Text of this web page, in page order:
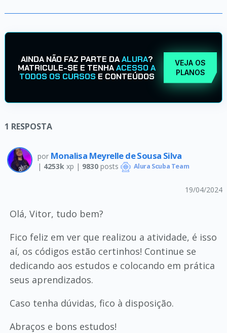
AINDA NÃO FAZ PARTE DAALURA?
MATRICULE-SE E TENHAACESSO A
TODOS OS CURSOS E CONTEÚDOS
VEJA OS
PLANOS
1 RESPOSTA
por Monalisa Meyrelle de Sousa Silva
| 4253k xp | 9830posts Alura Scuba Team
19/04/2024
Olá, Vitor, tudo bem?
Fico feliz em ver que realizou a atividade, é isso
aí, os códigos estão certinhos! Continue se
dedicando aos estudos e colocando em prática
seus aprendizados.
Caso tenha dúvidas, fico à disposição.
Abraços e bons estudos!